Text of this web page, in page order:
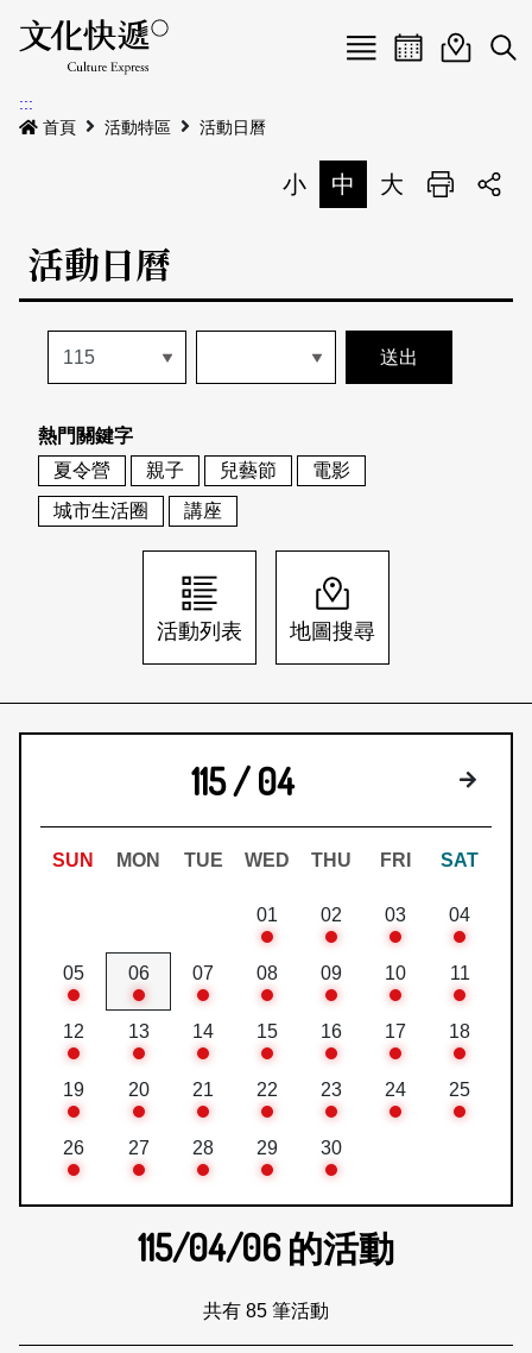
Menu
最新公告
本期專題
歷史專題
活動特區
活動列表
地圖搜尋
關於我們
關於我們
刊物索取地點
會員基本資料
刊登活動
網站導覽 English
日本語 登入/註冊
活動日曆活動地圖
展
:::
首頁
活動特區 活動日曆
小 中 大 列印
活動日曆
熱門關鍵字
夏令營
親子 兒藝節
電影
城市生活圈
講座
活動列表 地圖搜尋
115 / 04 下個月
SUN MON TUE WED THU FRI SAT
01 02 03 04
05 06 07 08 09 10 11
12 13 14 15 16 17 18
19 20 21 22 23 24 25
26 27 28 29 30
115/04/06的活動
共有 85 筆活動